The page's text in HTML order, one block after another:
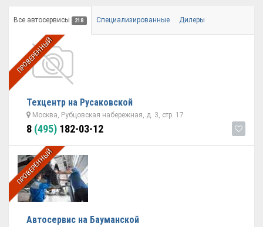
Все автосервисы 218 Специализированные Дилеры
ПРОВЕРЕННЫЙ
Техцентр на Русаковской
Москва, Рубцовская набережная, д. 3, стр. 17
8 (495) 182-03-12
ПРОВЕРЕННЫЙ
Автосервис на Бауманской